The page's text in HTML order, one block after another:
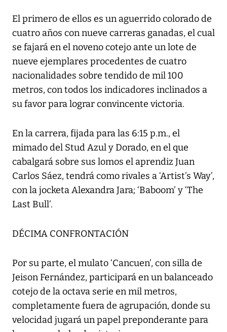
El primero de ellos es un aguerrido colorado de
cuatro años con nueve carreras ganadas, el cual
se fajará en el noveno cotejo ante un lote de
nueve ejemplares procedentes de cuatro
nacionalidades sobre tendido de mil 100
metros, con todos los indicadores inclinados a
su favor para lograr convincente victoria.
En la carrera, fijada para las 6:15 p.m., el
mimado del Stud Azul y Dorado, en el que
cabalgará sobre sus lomos el aprendiz Juan
Carlos Sáez, tendrá como rivales a ‘Artist’s Way’,
con la jocketa Alexandra Jara; ‘Baboom’ y ‘The
Last Bull’.
DÉCIMA CONFRONTACIÓN
Por su parte, el mulato ‘Cancuen’, con silla de
Jeison Fernández, participará en un balanceado
cotejo de la octava serie en mil metros,
completamente fuera de agrupación, donde su
velocidad jugará un papel preponderante para